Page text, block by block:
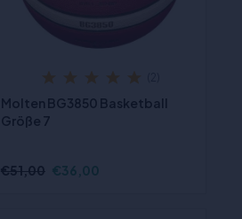
Molten BG3850 Basketball
Größe 7
€51,00 €36,00